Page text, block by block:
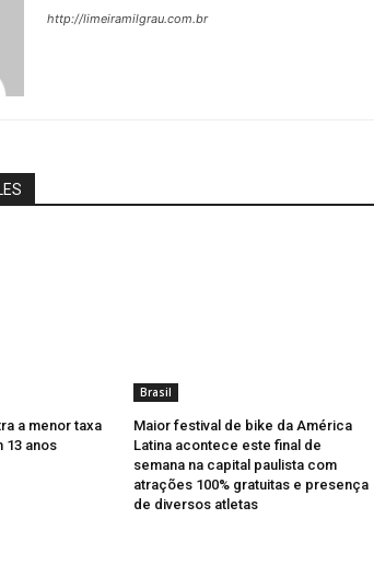
http://limeiramilgrau.com.br
a menor taxa
13 anos
Brasil
Maior festival de bike da América
Latina acontece este final de
semana na capital paulista com
atrações 100% gratuitas e presença
de diversos atletas